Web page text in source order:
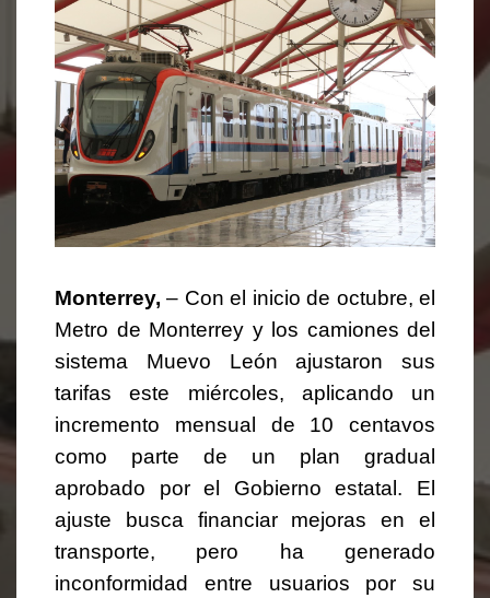
Monterrey, – Con el inicio de octubre, el
Metro de Monterrey y los camiones del
sistema Muevo León ajustaron sus
tarifas este miércoles, aplicando un
incremento mensual de 10 centavos
como parte de un plan gradual
aprobado por el Gobierno estatal. El
ajuste busca financiar mejoras en el
transporte, pero ha generado
inconformidad entre usuarios por su